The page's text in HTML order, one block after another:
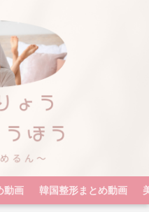
動画 韓国整形まとめ動画